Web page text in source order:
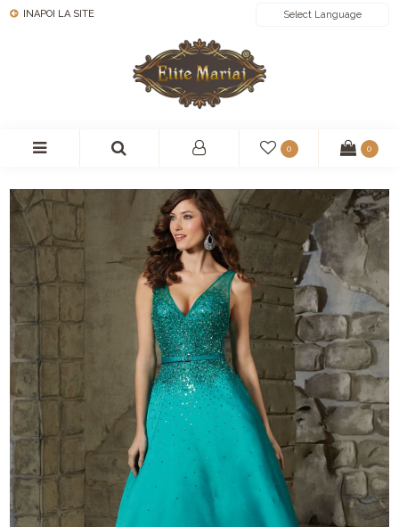
INAPOI LA SITE
0 0